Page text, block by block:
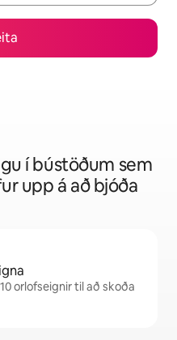
í bústöðum sem
upp á að bjóða
orlofseignir til að skoða